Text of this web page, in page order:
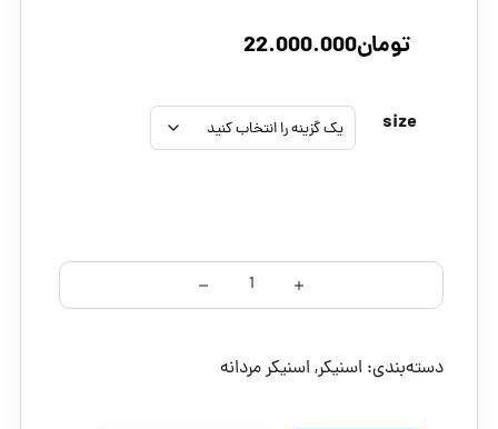
تومان22.000.000
size
دسته‌بندی: اسنیکر, اسنیکر مردانه